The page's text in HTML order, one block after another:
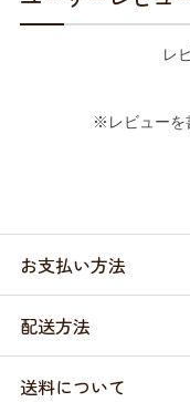
レ
※レビューを
お支払い方法
配送方法
送料について